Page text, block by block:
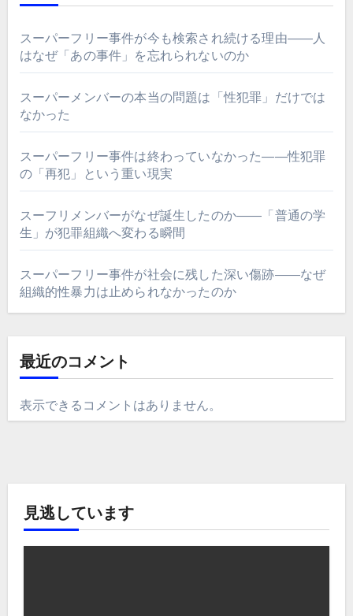
スーパーフリー事件が今も検索され続ける理由――人
はなぜ「あの事件」を忘れられないのか
スーパーメンバーの本当の問題は「性犯罪」だけでは
なかった
スーパーフリー事件は終わっていなかった――性犯罪
の「再犯」という重い現実
スーフリメンバーがなぜ誕生したのか――「普通の学
生」が犯罪組織へ変わる瞬間
スーパーフリー事件が社会に残した深い傷跡――なぜ
組織的性暴力は止められなかったのか
最近のコメント
表示できるコメントはありません。
見逃しています